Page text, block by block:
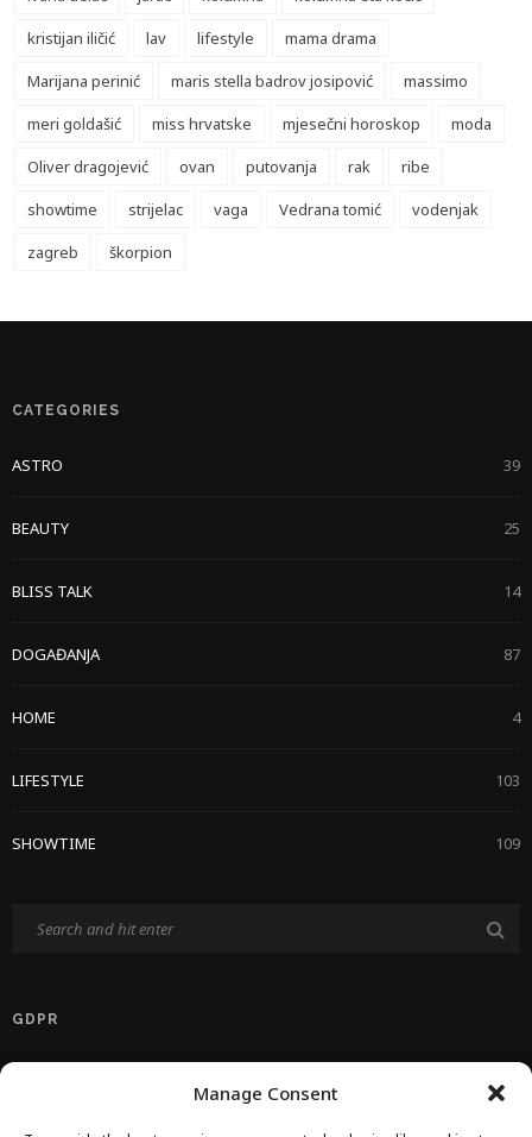
Manage Consent
kristijan iličić
lav lifestyle
mama drama
Marijana perinić
maris stella badrov josipović
massimo
meri goldašić
miss hrvatske mjesečni horoskop
moda
Oliver dragojević
ovan putovanja rak
ribe
showtime
strijelac vaga Vedrana tomić
vodenjak
zagreb
škorpion
CATEGORIES
ASTRO 39
BEAUTY 25
BLISS TALK 14
DOGAĐANJA 87
HOME 4
LIFESTYLE 103
SHOWTIME 109
GDPR